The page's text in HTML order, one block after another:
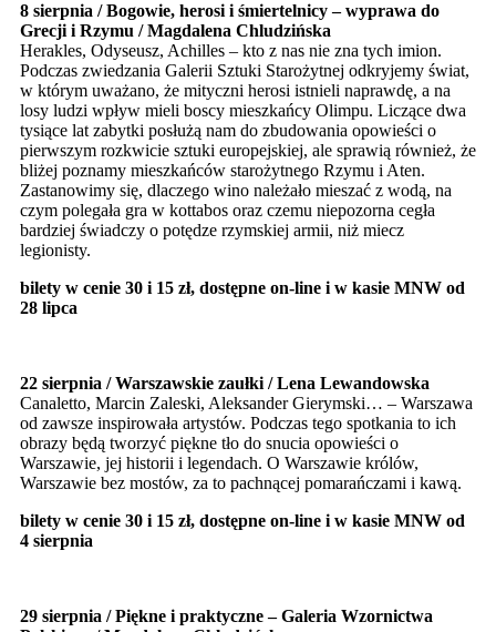
8 sierpnia / Bogowie, herosi i śmiertelnicy – wyprawa do
Grecji i Rzymu / Magdalena Chludzińska
Herakles, Odyseusz, Achilles – kto z nas nie zna tych imion.
Podczas zwiedzania Galerii Sztuki Starożytnej odkryjemy świat,
w którym uważano, że mityczni herosi istnieli naprawdę, a na
losy ludzi wpływ mieli boscy mieszkańcy Olimpu. Liczące dwa
tysiące lat zabytki posłużą nam do zbudowania opowieści o
pierwszym rozkwicie sztuki europejskiej, ale sprawią również, że
bliżej poznamy mieszkańców starożytnego Rzymu i Aten.
Zastanowimy się, dlaczego wino należało mieszać z wodą, na
czym polegała gra w kottabos oraz czemu niepozorna cegła
bardziej świadczy o potędze rzymskiej armii, niż miecz
legionisty.
bilety w cenie 30 i 15 zł, dostępne on-line i w kasie MNW od
28 lipca
22 sierpnia / Warszawskie zaułki / Lena Lewandowska
Canaletto, Marcin Zaleski, Aleksander Gierymski… – Warszawa
od zawsze inspirowała artystów. Podczas tego spotkania to ich
obrazy będą tworzyć piękne tło do snucia opowieści o
Warszawie, jej historii i legendach. O Warszawie królów,
Warszawie bez mostów, za to pachnącej pomarańczami i kawą.
bilety w cenie 30 i 15 zł, dostępne on-line i w kasie MNW od
4 sierpnia
29 sierpnia / Piękne i praktyczne – Galeria Wzornictwa